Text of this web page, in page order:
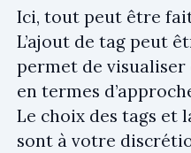
Ici, tout peut être
L’ajout de tag peut
permet de
en termes
Le choix des tags et
sont à votre